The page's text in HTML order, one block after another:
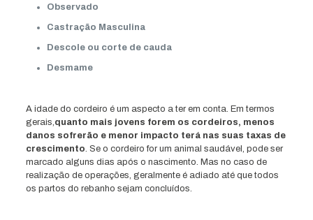
Observado
Castração Masculina
Descole ou corte de cauda
Desmame
A idade do cordeiro é um aspecto a ter em conta. Em termos
gerais,quanto mais jovens forem os cordeiros, menos
danos sofrerão e menor impacto terá nas suas taxas de
crescimento. Se o cordeiro for um animal saudável, pode ser
marcado alguns dias após o nascimento. Mas no caso de
realização de operações, geralmente é adiado até que todos
os partos do rebanho sejam concluídos.